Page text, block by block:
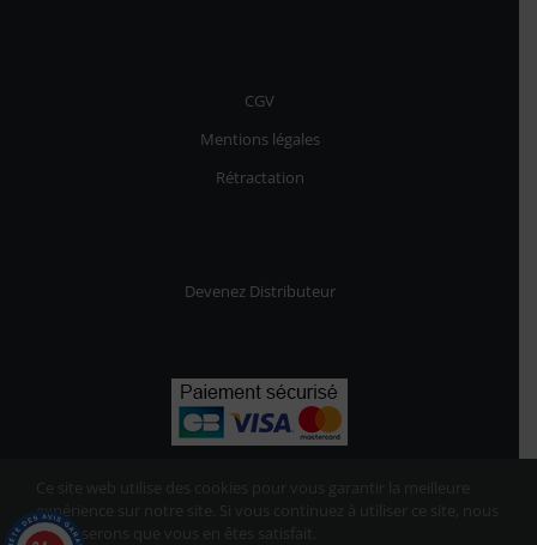
CGV
Mentions légales
Rétractation
Devenez Distributeur
Ce site web utilise des cookies pour vous garantir la meilleure
expérience sur notre site. Si vous continuez à utiliser ce site, nous
supposerons que vous en êtes satisfait.